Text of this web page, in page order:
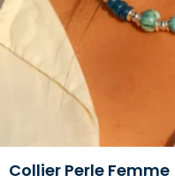
Collier Perle Femme